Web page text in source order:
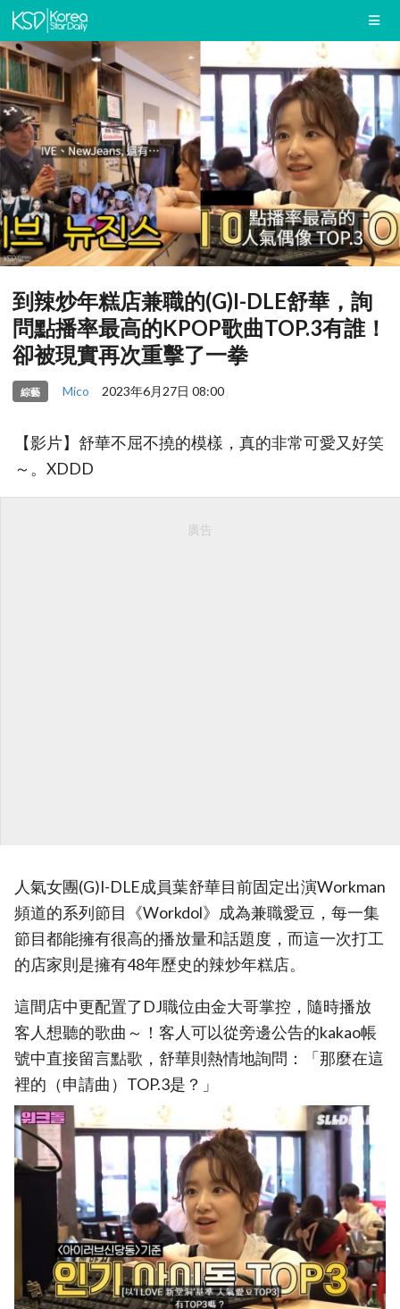
到辣炒年糕店兼職的(G)I-DLE舒華，詢
問點播率最高的KPOP歌曲TOP.3有誰！
卻被現實再次重擊了一拳
綜藝 Mico 2023年6月27日 08:00
【影片】舒華不屈不撓的模樣，真的非常可愛又好笑
～。XDDD
廣告
人氣女團(G)I-DLE成員葉舒華目前固定出演Workman
頻道的系列節目《Workdol》成為兼職愛豆，每一集
節目都能擁有很高的播放量和話題度，而這一次打工
的店家則是擁有48年歷史的辣炒年糕店。
這間店中更配置了DJ職位由金大哥掌控，隨時播放
客人想聽的歌曲～！客人可以從旁邊公告的kakao帳
號中直接留言點歌，舒華則熱情地詢問：「那麼在這
裡的（申請曲）TOP.3是？」